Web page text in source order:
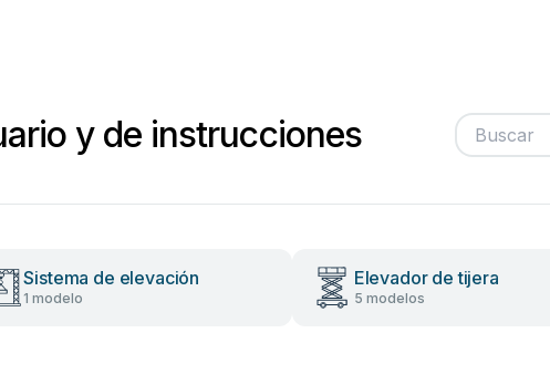
y de instrucciones
Sistema de elevación
1 modelo
Elevador de tijera
5 modelos